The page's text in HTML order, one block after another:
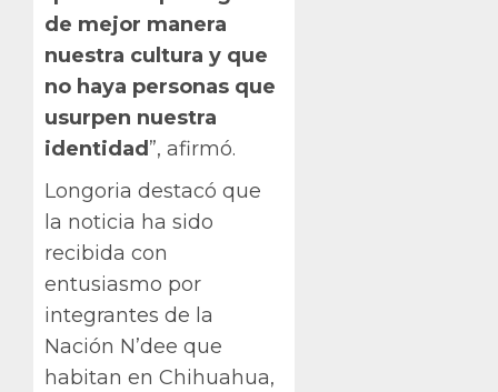
de mejor manera
nuestra cultura y que
no haya personas que
usurpen nuestra
identidad ”, afirmó.
Longoria destacó que
la noticia ha sido
recibida con
entusiasmo por
integrantes de la
Nación N’dee que
habitan en Chihuahua,